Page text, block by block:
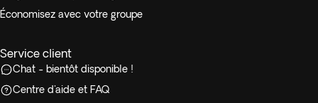
Économisez avec votre groupe
Service client
Chat - bientôt disponible !
Centre d'aide et FAQ